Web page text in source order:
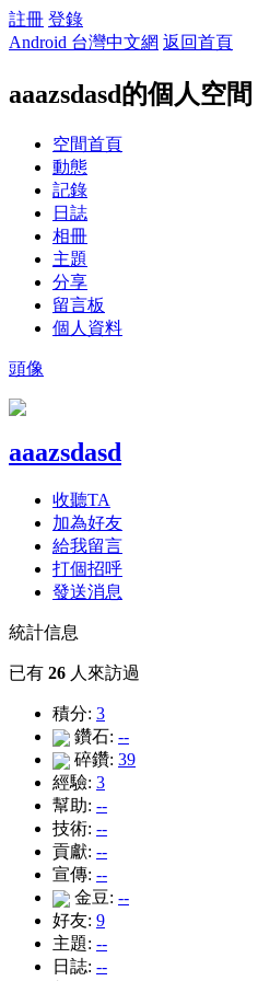
註冊 登錄
Android 台灣中文網 返回首頁
aaazsdasd的個人空間
空間首頁
動態
記錄
日誌
相冊
主題
分享
留言板
個人資料
頭像
aaazsdasd
收聽TA
加為好友
給我留言
打個招呼
發送消息
統計信息
已有 26 人來訪過
積分: 3
鑽石: --
碎鑽: 39
經驗: 3
幫助: --
技術: --
貢獻: --
宣傳: --
金豆: --
好友: 9
主題: --
日誌: --